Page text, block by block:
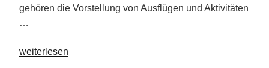
gehören die Vorstellung von Ausflügen und Aktivitäten
…
„Initiative
weiterlesen